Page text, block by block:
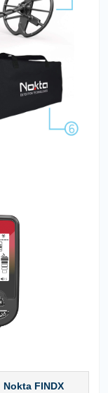
Nokta FINDX